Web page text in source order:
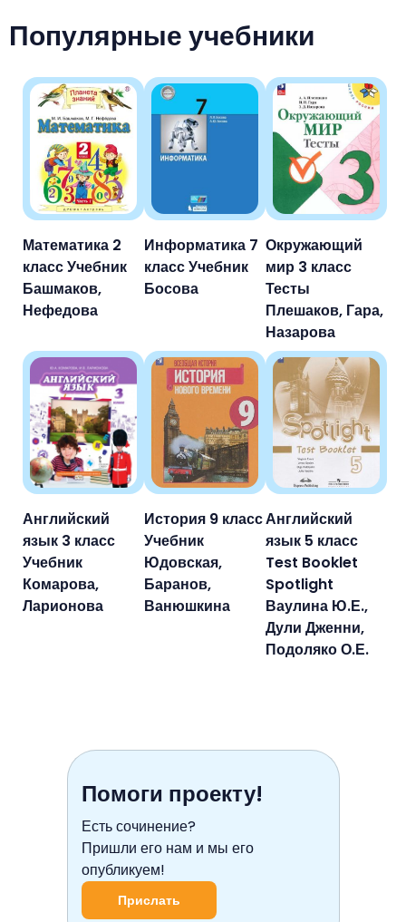
Популярные учебники
Математика 2
класс Учебник
Башмаков,
Нефедова
Информатика 7
класс Учебник
Босова
Окружающий
мир 3 класс
Тесты
Плешаков, Гара,
Назарова
Английский
язык 3 класс
Учебник
Комарова,
Ларионова
История 9 класс
Учебник
Юдовская,
Баранов,
Ванюшкина
Английский
язык 5 класс
Test Booklet
Spotlight
Ваулина Ю.Е.,
Дули Дженни,
Подоляко О.Е.
Помоги проекту!
Есть сочинение?
Пришли его нам и мы его
опубликуем!
Прислать